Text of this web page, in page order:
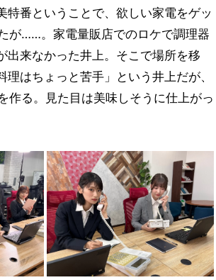
番ということで、欲しい家電をゲッ
が……。家電量販店でのロケで調理器
出来なかった井上。そこで場所を移
はちょっと苦手」という井上だが、
作る。見た目は美味しそうに仕上がっ